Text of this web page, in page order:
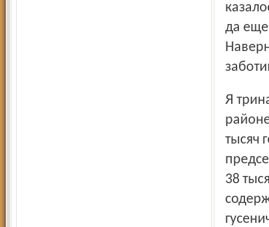
да еще
Я тринадцать лет занимался дорожным строительством в
тысяч
38